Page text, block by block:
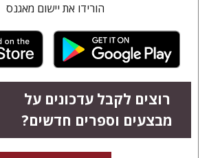
הורידו את יישום מאגנס
רוצים לקבל עדכונים על
מבצעים וספרים חדשים?